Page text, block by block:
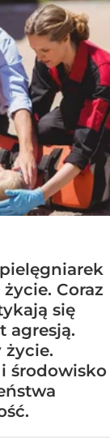
Coraz
się
agresją.
życie.
środowisko